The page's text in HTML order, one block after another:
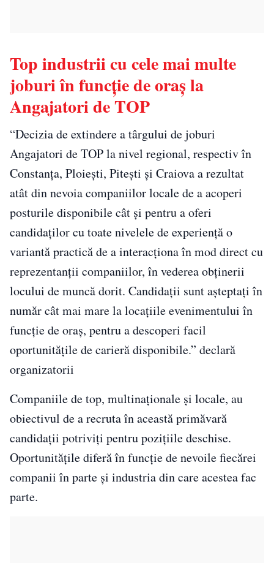
Top industrii cu cele mai multe
joburi în funcție de oraș la
Angajatori de TOP
“Decizia de extindere a târgului de joburi
Angajatori de TOP la nivel regional, respectiv în
Constanța, Ploiești, Pitești și Craiova a rezultat
atât din nevoia companiilor locale de a acoperi
posturile disponibile cât și pentru a oferi
candidaților cu toate nivelele de experiență o
variantă practică de a interacționa în mod direct cu
reprezentanții companiilor, în vederea obținerii
locului de muncă dorit. Candidații sunt așteptați în
număr cât mai mare la locațiile evenimentului în
funcție de oraș, pentru a descoperi facil
oportunitățile de carieră disponibile.” declară
organizatorii
Companiile de top, multinaționale și locale, au
obiectivul de a recruta în această primăvară
candidații potriviți pentru pozițiile deschise.
Oportunitățile diferă în funcție de nevoile fiecărei
companii în parte și industria din care acestea fac
parte.